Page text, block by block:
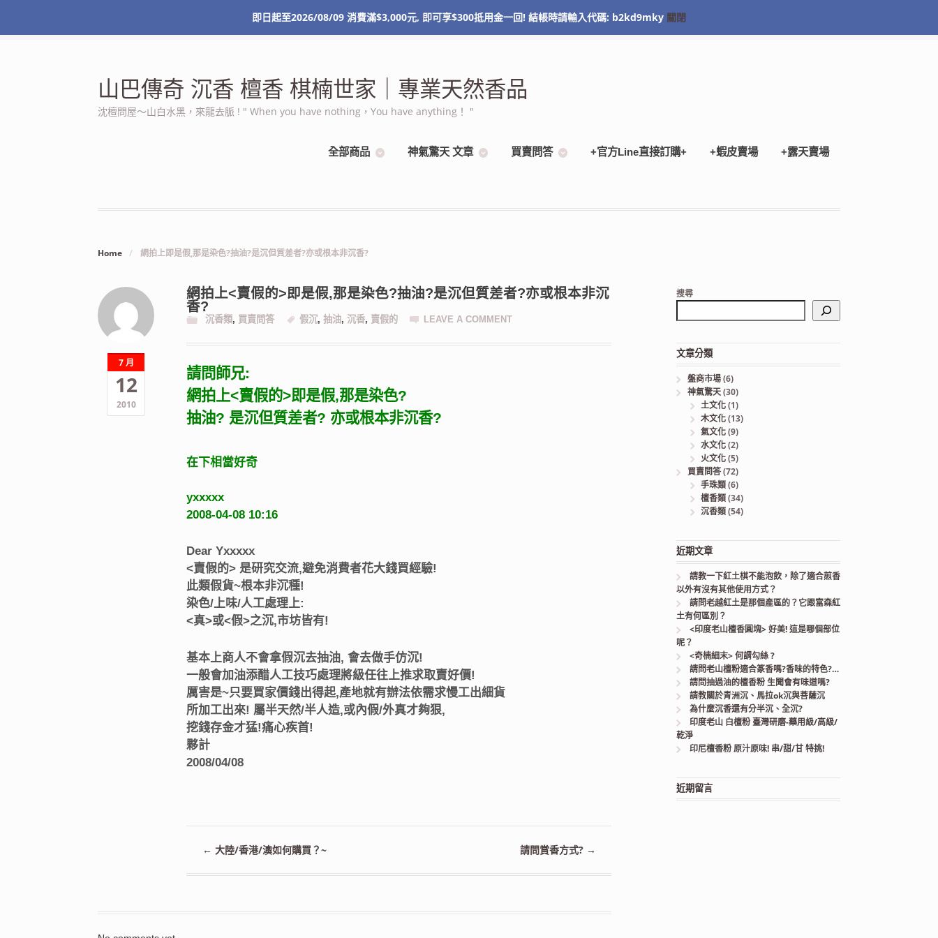
我的帳號 NT$0 0 items Checkout
山巴傳奇 沉香 檀香 棋楠世家｜專業天然香品
沈檀問屋～山白水黑，來龍去脈 ! " When you have nothing，You have anything！ "
全部商品 神氣驚天 文章 買賣問答 +官方Line直接訂購+ +蝦皮賣場 +露天賣場
Home / 網拍上即是假,那是染色?抽油?是沉但質差者?亦或根本非沉香?
7 月
12
2010
網拍上<賣假的>即是假,那是染色?抽油?是沉但質差者?亦或根本非沉
香?
沉香類, 買賣問答 假沉, 抽油, 沉香, 賣假的 LEAVE A COMMENT
請問師兄:
網拍上<賣假的>即是假,那是染色?
抽油? 是沉但質差者? 亦或根本非沉香?
在下相當好奇
yxxxxx
2008-04-08 10:16
Dear Yxxxxx
<賣假的> 是研究交流,避免消費者花大錢買經驗!
此類假貨~根本非沉種!
染色/上味/人工處理上:
<真>或<假>之沉,市坊皆有!
基本上商人不會拿假沉去抽油, 會去做手仿沉!
一般會加油添醋人工技巧處理將級任往上推求取賣好價!
厲害是~只要買家價錢出得起,產地就有辦法依需求慢工出細貨
所加工出來! 屬半天然/半人造,或內假/外真才夠狠,
挖錢存金才猛!痛心疾首!
夥計
2008/04/08
← 大陸/香港/澳如何購買？~ 請問賞香方式? →
搜尋
文章分類
盤商市場(6)
神氣驚天(30)
土文化(1)
木文化(13)
氣文化(9)
水文化(2)
火文化(5)
買賣問答(72)
手珠類(6)
檀香類(34)
沉香類(54)
近期文章
請教一下紅土棋不能泡飲，除了適合煎香
以外有沒有其他使用方式？
請問老越紅土是那個產區的？它跟富森紅
土有何區別？
<印度老山檀香圓塊> 好美! 這是哪個部位
呢？
<奇楠細末> 何謂勾絲 ?
請問老山檀粉適合篆香嗎?香味的特色?…
請問抽過油的檀香粉 生聞會有味道嗎?
請教關於青洲沉、馬拉ok沉與菩薩沉
為什麼沉香還有分半沉、全沉?
印度老山 白檀粉 臺灣研磨-藥用級/高級/
乾淨
印尼檀香粉 原汁原味! 串/甜/甘 特挑!
近期留言
即日起至2026/08/09 消費滿$3,000元, 即可享$300抵用金一回! 結帳時請輸入代碼: b2kd9mky 關閉